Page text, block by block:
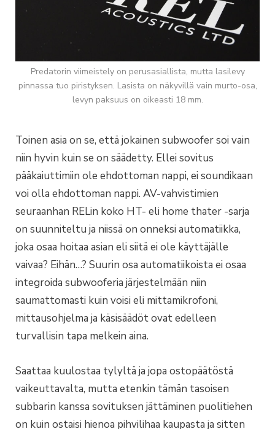
Predatorin viimeistely on perusasiallista, mutta lasilevy
pinnassa tuo piristyksen. Lasista on näkyvillä vain murto-osa,
levyn paksuus on oikeasti 18 mm.
Toinen asia on se, että jokainen subwoofer soi vain
niin hyvin kuin se on säädetty. Ellei sovitus
pääkaiuttimiin ole ehdottoman nappi, ei soundikaan
voi olla ehdottoman nappi. AV-vahvistimien
seuraanhan RELin koko HT- eli home thater -sarja
on suunniteltu ja niissä on onneksi automatiikka,
joka osaa hoitaa asian eli siitä ei ole käyttäjälle
vaivaa? Eihän…? Suurin osa automatiikoista ei osaa
integroida subwooferia järjestelmään niin
saumattomasti kuin voisi eli mittamikrofoni,
mittausohjelma ja käsisäädöt ovat edelleen
turvallisin tapa melkein aina.
Saattaa kuulostaa tylyltä ja jopa ostopäätöstä
vaikeuttavalta, mutta etenkin tämän tasoisen
subbarin kanssa sovituksen jättäminen puolitiehen
on kuin ostaisi hienoa pihvilihaa kaupasta ja sitten